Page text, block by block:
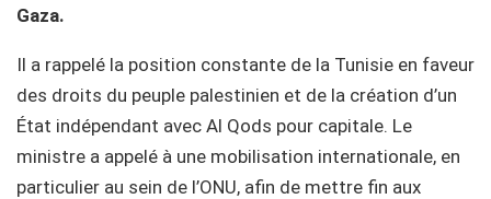
Gaza.
Il a rappelé la position constante de la Tunisie en faveur
des droits du peuple palestinien et de la création d’un
État indépendant avec Al Qods pour capitale. Le
ministre a appelé à une mobilisation internationale, en
particulier au sein de l’ONU, afin de mettre fin aux